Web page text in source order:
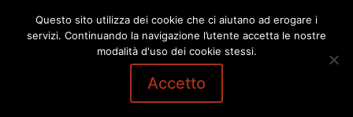
Questo sito utilizza dei cookie che ci aiutano ad erogare i
servizi. Continuando la navigazione l’utente accetta le nostre
modalità d'uso dei cookie stessi.
Accetto